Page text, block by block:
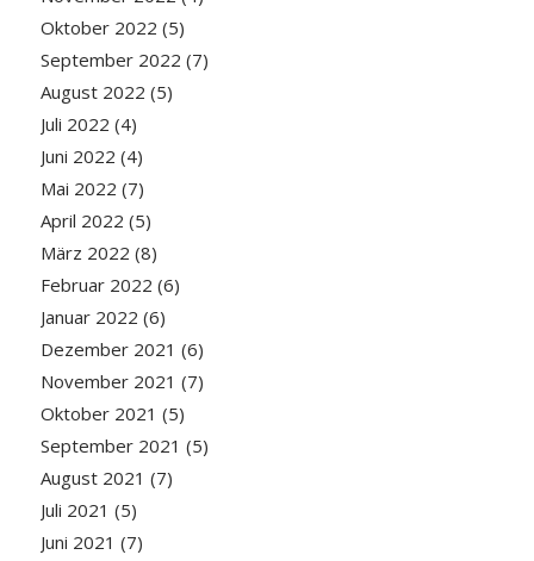
Oktober 2022 (5)
September 2022 (7)
August 2022 (5)
Juli 2022 (4)
Juni 2022 (4)
Mai 2022 (7)
April 2022 (5)
März 2022 (8)
Februar 2022 (6)
Januar 2022 (6)
Dezember 2021 (6)
November 2021 (7)
Oktober 2021 (5)
September 2021 (5)
August 2021 (7)
Juli 2021 (5)
Juni 2021 (7)